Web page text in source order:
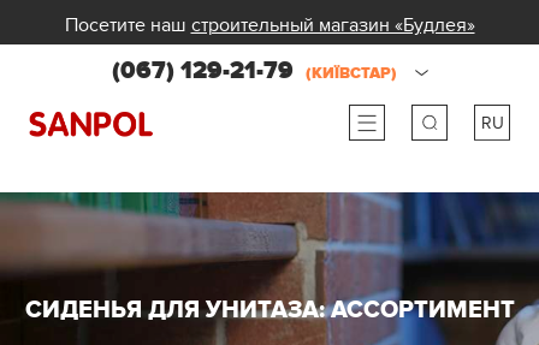
Посетите наш строительный магазин «Будлея»
(067) 129-21-79 (КИЇВСТАР)
RU
ua
СИДЕНЬЯ ДЛЯ УНИТАЗА: АССОРТИМЕНТ